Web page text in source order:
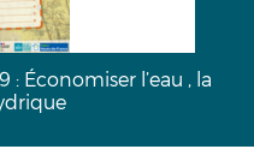
de l'Oise - Printemps
2026